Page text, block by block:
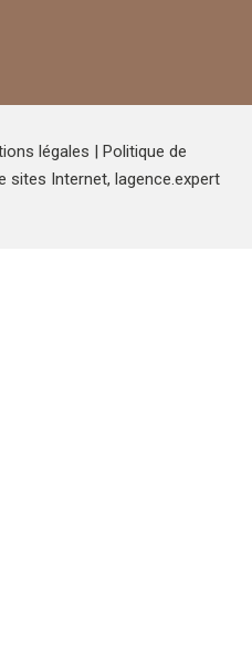
légales | Politique de
sites Internet, lagence.expert